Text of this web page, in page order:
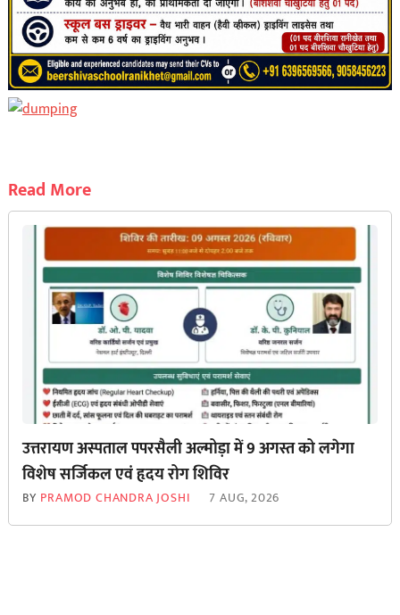
Read More
उत्तरायण अस्पताल पपरसैली अल्मोड़ा में 9 अगस्त को लगेगा
विशेष सर्जिकल एवं हृदय रोग शिविर
BY PRAMOD CHANDRA JOSHI 7 AUG, 2026